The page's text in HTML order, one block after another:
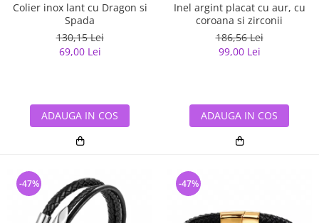
Colier inox lant cu Dragon si
Spada
130,15 Lei
69,00 Lei
ADAUGA IN COS
Inel argint placat cu aur, cu
coroana si zirconii
186,56 Lei
99,00 Lei
ADAUGA IN COS
-47% -47%